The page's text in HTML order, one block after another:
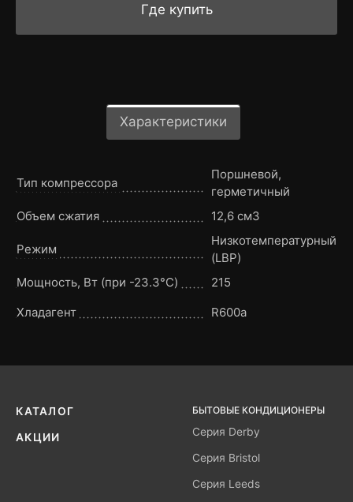
Где купить
Характеристики
Тип компрессора
Поршневой,
герметичный
Объем сжатия
12,6 см3
Режим
Низкотемпературный
(LBP)
Мощность, Вт (при -23.3°C)
215
Хладагент
R600a
КАТАЛОГ
АКЦИИ
БЫТОВЫЕ КОНДИЦИОНЕРЫ
Серия Derby
Серия Bristol
Серия Leeds